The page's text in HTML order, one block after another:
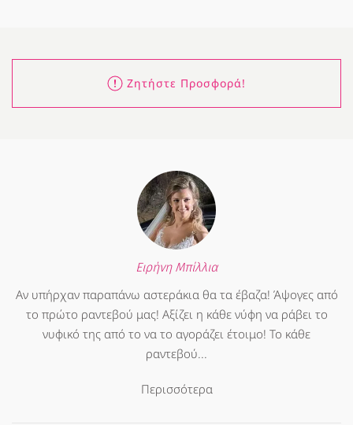
Ζητήστε Προσφορά!
Ειρήνη Μπίλλια
Αν υπήρχαν παραπάνω αστεράκια θα τα έβαζα! Άψογες από
το πρώτο ραντεβού μας! Αξίζει η κάθε νύφη να ράβει το
νυφικό της από το να το αγοράζει έτοιμο! Το κάθε
ραντεβού...
Περισσότερα